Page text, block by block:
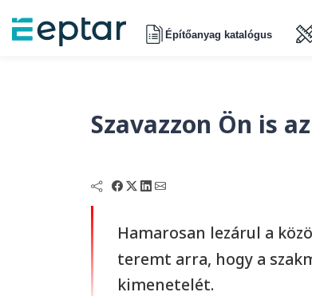
Építőanyag katalógus
Szavazzon Ön is
Hamarosan lezárul a
teremt arra, hogy a
kimenetelét.